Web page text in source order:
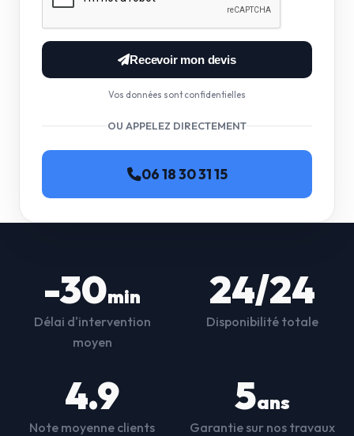
Recevoir mon devis
Vos données sont confidentielles
OU APPELEZ DIRECTEMENT
06 18 30 31 15
-30min
Délai d'intervention
moyen
24/24
Disponibilité totale
4.9
Note moyenne clients
5ans
Garantie sur nos travaux